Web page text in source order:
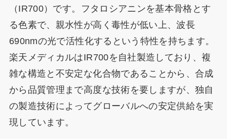
（IR700）です。フタロシアニンを基本骨格とす
る色素で、親水性が高く毒性が低い上、波長
690nmの光で活性化するという特性を持ちます。
楽天メディカルはIR700を自社製造しており、複
雑な構造と不安定な化合物であることから、合成
から品質管理まで高度な技術を要しますが、独自
の製造技術によってグローバルへの安定供給を実
現しています。